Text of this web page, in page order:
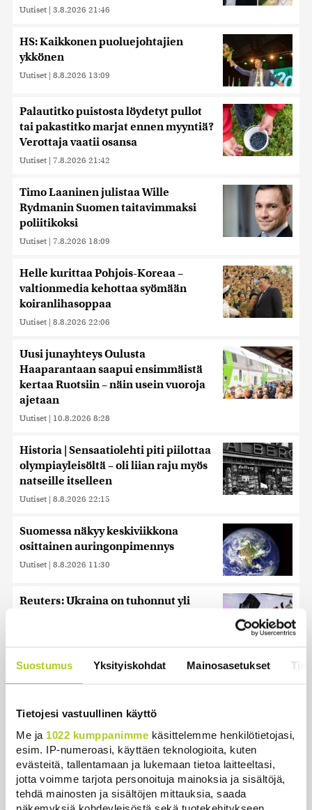
Suostumus Yksityiskohdat Mainosasetukset
Tietojesi vastuullinen käyttö
Me ja 1022 kumppanimme käsittelemme henkilötietojasi,
esim. IP-numeroasi, käyttäen teknologioita, kuten
evästeitä, tallentamaan ja lukemaan tietoa laitteeltasi,
jotta voimme tarjota personoituja mainoksia ja sisältöjä,
tehdä mainosten ja sisältöjen mittauksia, saada
Uutiset | 3.8.2026 21:46
HS: Kaikkonen puoluejohtajien
ykkönen
Uutiset | 8.8.2026 13:09
Palautitko puistosta löydetyt pullot
tai pakastitko marjat ennen myyntiä?
Verottaja vaatii osansa
Uutiset | 7.8.2026 21:42
Timo Laaninen julistaa Wille
Rydmanin Suomen taitavimmaksi
poliitikoksi
Uutiset | 7.8.2026 18:09
Helle kurittaa Pohjois-Koreaa –
valtionmedia kehottaa syömään
koiranlihasoppaa
Uutiset | 8.8.2026 22:06
Uusi junayhteys Oulusta
Haaparantaan saapui ensimmäistä
kertaa Ruotsiin – näin usein vuoroja
ajetaan
Uutiset | 10.8.2026 8:28
Historia | Sensaatiolehti piti piilottaa
olympiayleisöltä – oli liian raju myös
natseille itselleen
Uutiset | 8.8.2026 22:15
Suomessa näkyy keskiviikkona
osittainen auringonpimennys
Uutiset | 8.8.2026 11:30
Reuters: Ukraina on tuhonnut yli
Uutiset | 7.8.2026 21:55
Uusimmat
Suomen ensimmäiset afrikkalaisen sikaruton
tapaukset vahvistettiin EU-laboratoriossa
Uutiset | 10.8.2026 13:52